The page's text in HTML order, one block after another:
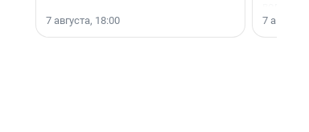
7 августа, 18:00
7